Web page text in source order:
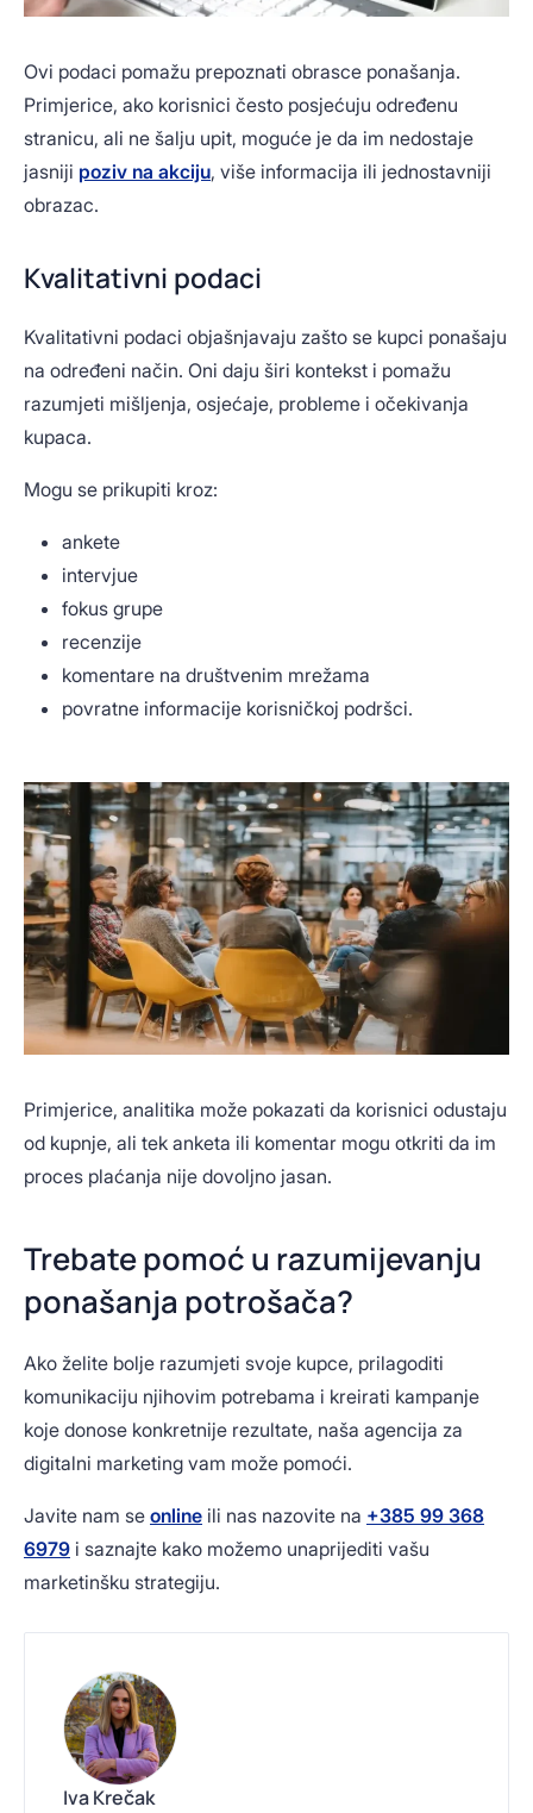
Ovi podaci pomažu prepoznati obrasce ponašanja.
Primjerice, ako korisnici često posjećuju određenu
stranicu, ali ne šalju upit, moguće je da im nedostaje
jasniji poziv na akciju, više informacija ili jednostavniji
obrazac.
Kvalitativni podaci
Kvalitativni podaci objašnjavaju zašto se kupci ponašaju
na određeni način. Oni daju širi kontekst i pomažu
razumjeti mišljenja, osjećaje, probleme i očekivanja
kupaca.
Mogu se prikupiti kroz:
ankete
intervjue
fokus grupe
recenzije
komentare na društvenim mrežama
povratne informacije korisničkoj podršci.
Primjerice, analitika može pokazati da korisnici odustaju
od kupnje, ali tek anketa ili komentar mogu otkriti da im
proces plaćanja nije dovoljno jasan.
Trebate pomoć u razumijevanju
ponašanja potrošača?
Ako želite bolje razumjeti svoje kupce, prilagoditi
komunikaciju njihovim potrebama i kreirati kampanje
koje donose konkretnije rezultate, naša agencija za
digitalni marketing vam može pomoći.
Javite nam se online ili nas nazovite na +385 99 368
6979 i saznajte kako možemo unaprijediti vašu
marketinšku strategiju.
Iva Krečak